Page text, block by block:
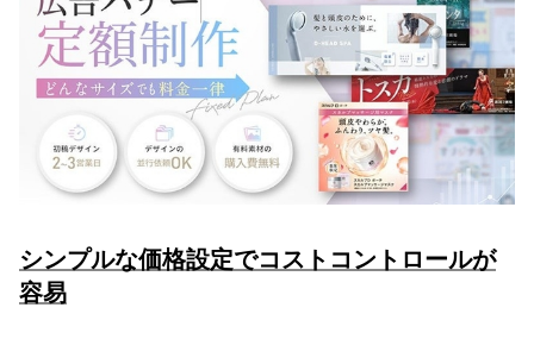
シンプルな価格設定でコストコントロールが
容易